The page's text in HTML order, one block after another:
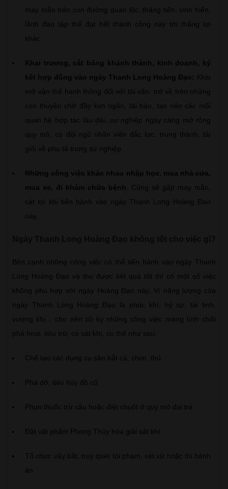
may mắn trên con đường quan lộc, thăng tiến, vinh hiển,
lãnh đạo tập thể đạt hết thành công này tới thắng lợi
khác.
Khai trương, cắt băng khánh thành, kinh doanh, ký
kết hợp đồng vào ngày Thanh Long Hoàng Đạo: Khai
mở vận thế hanh thông đối với tài vận, trở về trên những
con thuyền chở đầy kim ngân, tài bảo, tạo nên các mối
quan hệ hợp tác lâu dài, sự nghiệp ngày càng mở rộng
quy mô, có đội ngũ nhân viên đắc lực, trung thành, tài
giỏi về phụ tá trong sự nghiệp.
Những công việc khác nhau nhập học, mua nhà cửa,
mua xe, đi khám chữa bệnh
. Cũng sẽ gặp may mắn,
cát lợi khi tiến hành vào ngày Thanh Long Hoàng Đạo
này.
Bên cạnh những công việc có thể tiến hành vào ngày Thanh
Long Hoàng Đạo và thu được kết quả tốt thì có một số việc
không phù hợp với ngày Hoàng Đạo này. Vì năng lượng của
ngày Thanh Long Hoàng Đạo là phúc khí, hỷ sự, tài tinh,
vượng khí... cho nên tối kỵ những công việc mang tính chất
phá hoại, tiêu trừ, có sát khí, cụ thể như sau:
Chế tạo các dụng cụ săn bắt cá, chim, thú
Phá dỡ, tiêu hủy đồ cũ
Phun thuốc trừ sâu hoặc diệt chuột ở quy mô đại trà
Đặt vật phẩm Phong Thủy hóa giải sát khí
Tổ chức vây bắt, truy quét tội phạm, xét xử hoặc thi hành
án